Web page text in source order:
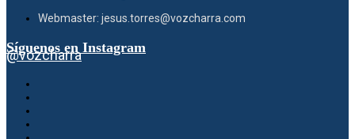
Webmaster: jesus.torres@vozcharra.com
Síguenos en Instagram
@vozcharra